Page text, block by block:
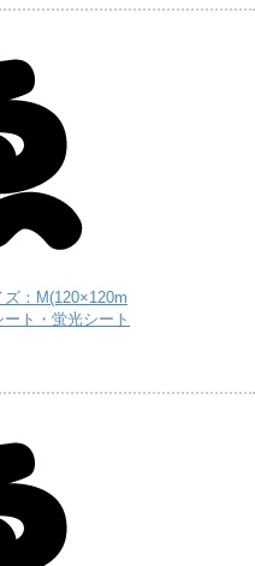
：M(120×120m
ト・蛍光シート